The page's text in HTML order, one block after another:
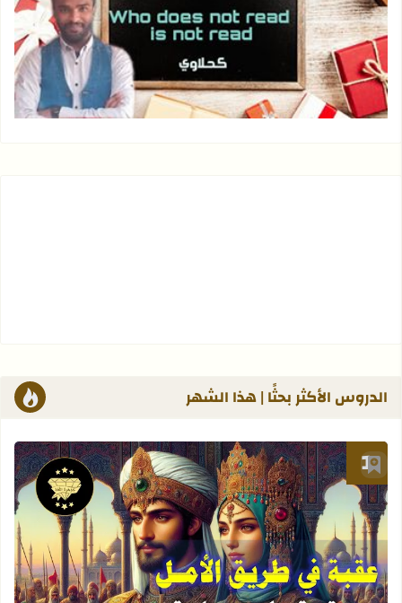
الدروس الأكثر بحثًا | هذا الشهر
أضف إلى العلامات المرجعية
قراءة المزيد عن ملخص قصة - طموح